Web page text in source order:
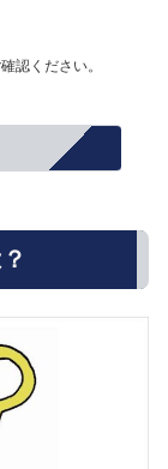
認ください。